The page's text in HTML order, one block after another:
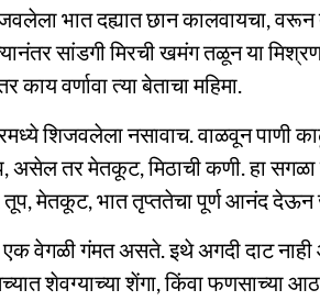
भात दह्यात छान कालवायचा, वरून
सांडगी मिरची खमंग तळून या
काय वर्णावा त्या बेताचा महिमा.
शिजवलेला नसावाच. वाळवून पाणी
असेल तर मेतकूट, मिठाची कणी. हा सगळा
तूप, मेतकूट, भात तृप्ततेचा पूर्ण आनंद देऊन
वेगळी गंमत असते. इथे अगदी दाट
शेवग्याच्या शेंगा, किंवा फणसाच्या